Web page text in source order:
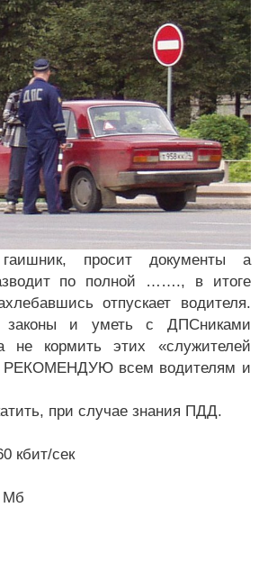
гаишник, просит документы а
по полной ……., в итоге
отпускает водителя.
законы и уметь с ДПСниками
а не кормить этих «служителей
РЕКОМЕНДУЮ всем водителям и
при случае знания ПДД.
кбит/сек
Мб